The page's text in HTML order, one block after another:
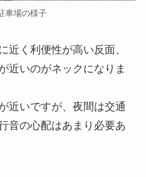
車場の様子
近く利便性が高い反面、
近いのがネックになりま
近いですが、夜間は交通
音の心配はあまり必要あ